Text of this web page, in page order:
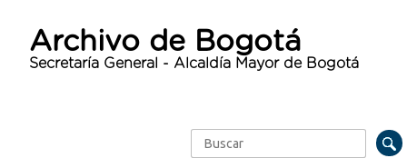
Archivo de Bogotá
Secretaría General - Alcaldía Mayor de Bogotá
Formulario de búsqueda
Buscar